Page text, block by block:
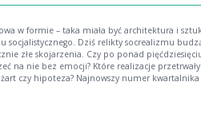
w formie – taka miała być architektura i
socjalistycznego. Dziś relikty socrealizmu
złe skojarzenia. Czy po ponad
na nie bez emocji? Które realizacje
numer kwartalnika to